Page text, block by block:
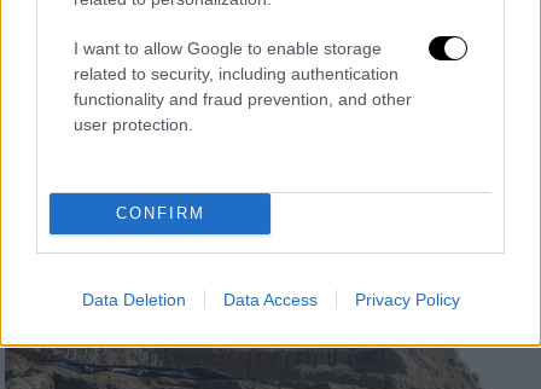
I want to allow Google to enable storage
related to security, including authentication
functionality and fraud prevention, and other
user protection.
CONFIRM
Data Deletion Data Access Privacy Policy
Ελλάδα|24.10.2022 08:17
Τροχαίο τα ξημερώματα στις Σέρρες-
Απεγκλωβίστηκε άνδρας από ΙΧ
διασωστικής σειράς ενώ συμμετείχαν τρεις
πυροσβέστες με ένα όχημα.